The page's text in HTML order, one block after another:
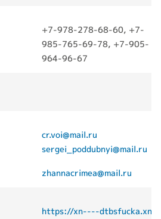
+7-978-278-68-60, +7-
985-765-69-78, +7-905-
964-96-67
cr.voi@mail.ru
sergei_poddubnyi@mail.ru
zhannacrimea@mail.ru
https://xn----dtbsfucka.xn-